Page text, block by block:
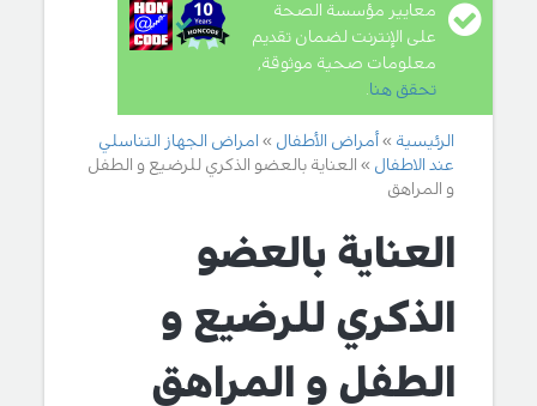
معايير مؤسسة الصحة
على الإنترنت لضمان تقديم
معلومات صحية موثوقة,
تحقق هنا
الرئيسية أمراض الأطفال
امراض الجهاز التناسلي
عند الاطفال
العناية بالعضو الذكري للرضيع و الطفل
و المراهق
العناية بالعضو
الذكري للرضيع و
الطفل و المراهق